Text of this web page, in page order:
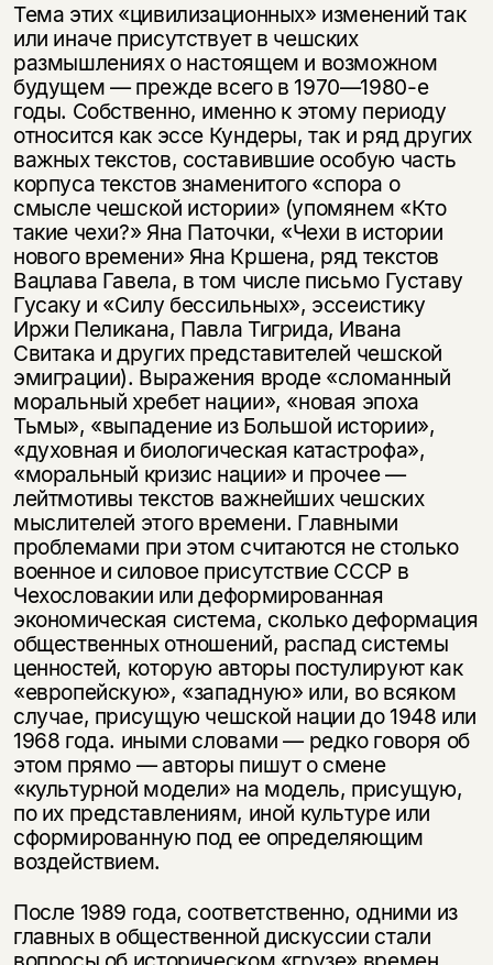
Тема этих «цивилизационных» изменений так
или иначе присутствует в чешских
размышлениях о настоящем и возможном
будущем — прежде всего в 1970—1980-е
годы. Собственно, именно к этому периоду
относится как эссе Кундеры, так и ряд других
важных текстов, составившие особую часть
корпуса текстов знаменитого «спора о
смысле чешской истории» (упомянем «Кто
такие чехи?» Яна Паточки, «Чехи в истории
нового времени» Яна Кршена, ряд текстов
Вацлава Гавела, в том числе письмо Густаву
Гусаку и «Силу бессильных», эссеистику
Иржи Пеликана, Павла Тигрида, Ивана
Свитака и других представителей чешской
эмиграции). Выражения вроде «сломанный
моральный хребет нации», «новая эпоха
Тьмы», «выпадение из Большой истории»,
«духовная и биологическая катастрофа»,
«моральный кризис нации» и прочее —
лейтмотивы текстов важнейших чешских
мыслителей этого времени. Главными
проблемами при этом считаются не столько
военное и силовое присутствие СССР в
Чехословакии или деформированная
экономическая система, сколько деформация
общественных отношений, распад системы
ценностей, которую авторы постулируют как
«европейскую», «западную» или, во всяком
случае, присущую чешской нации до 1948 или
1968 года. иными словами — редко говоря об
этом прямо — авторы пишут о смене
«культурной модели» на модель, присущую,
по их представлениям, иной культуре или
сформированную под ее определяющим
воздействием.
После 1989 года, соответственно, одними из
главных в общественной дискуссии стали
Подписка на рассылку
Раз в неделю мы отправляем рассылку
о книгах и событиях «НЛО».
За подписку дарим промокод на
скидку 15%
Я соглашаюсь с Политикой конфиденциальности
подписаться
Этой книги временно
нет в продаже.
Вы можете подписаться на
уведомления, и при поступлении книги
на склад получить письмо на указанный
электронный адрес.
Я соглашаюсь сПолитикой конфиденциальности
подписаться
Эта книга
не предназначена для
несовершеннолетних
Скажите, пожалуйста,
вам уже исполнилось 18 лет?
да
нет, вернуться назад